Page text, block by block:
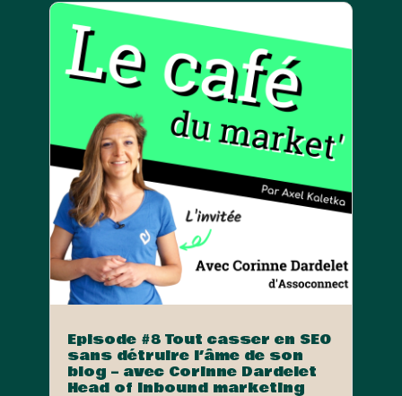
Episode #8 Tout casser en SEO
sans détruire l’âme de son
blog – avec Corinne Dardelet
Head of Inbound marketing